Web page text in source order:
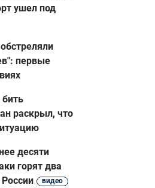
ушел под
первые
раскрыл, что
десяти
горят два
видео